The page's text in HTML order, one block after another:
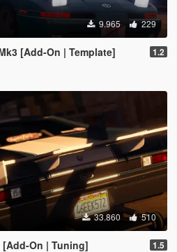
9.965 229
[Add-On | Template] 1.2
33.860 510
[Add-On | Tuning] 1.5